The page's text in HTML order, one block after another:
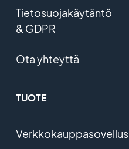
Tietosuojakäytäntö
& GDPR
Ota yhteyttä
TUOTE
Verkkokauppasovellus